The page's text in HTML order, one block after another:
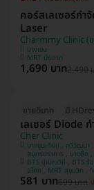
คอร์สเลเซอร์กำ
Laser
Charmmy Clinic (
บางเขน
MRT มัยลาภ
1,690 บาท2,490
ขายดีมาก มี
เลเซอร์ Diode
Cher Clinic
บางขุนเทียน , ทวีวัฒนา , พระโขนง , จตุจักร , ภาษีเจริญ , ลาดพร้าว , ประเวศ ,
สมุทรปราการ , บางซื่อ , บางนา , ลาดกระบัง , ราชเทวี , คันนายาว , คลองเตย ,
บางแค , ปทุมวัน
BTS ปุณณวิถี , BTS รัชโยธิน , MRT เตาปูน , BTS บางนา , BTS อุดมสุข , BTS
581 บาท599 บาท